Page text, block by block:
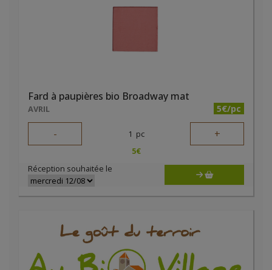
Fard à paupières bio Broadway mat
AVRIL 5€/pc
- 1 pc +
5€
Réception souhaitée le